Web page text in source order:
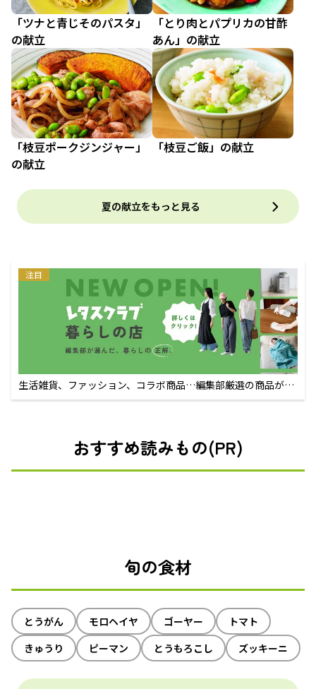
「ツナと青じそのパスタ」
の献立
「とり肉とパプリカの甘酢
あん」の献立
「枝豆ポークジンジャー」
の献立
「枝豆ご飯」の献立
夏の献立をもっと見る
注目
生活雑貨、ファッション、コラボ商品…編集部厳選の商品が買
えるECサイト
おすすめ読みもの(PR)
旬の食材
とうがん モロヘイヤ ゴーヤー
トマト
きゅうり
ピーマン とうもろこし ズッキーニ